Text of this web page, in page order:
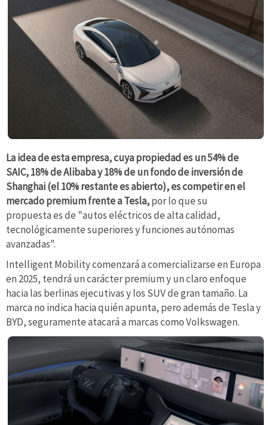
La idea de esta empresa, cuya propiedad es un 54% de
SAIC, 18% de Alibaba y 18% de un fondo de inversión de
Shanghai (el 10% restante es abierto), es competir en el
mercado premium frente a Tesla,por lo que su
propuesta es de "autos eléctricos de alta calidad,
tecnológicamente superiores y funciones autónomas
avanzadas".
Intelligent Mobility comenzará a comercializarse en Europa
en 2025, tendrá un carácter premium y un claro enfoque
hacia las berlinas ejecutivas y los SUV de gran tamaño. La
marca no indica hacia quién apunta, pero además de Tesla y
BYD, seguramente atacará a marcas como Volkswagen.